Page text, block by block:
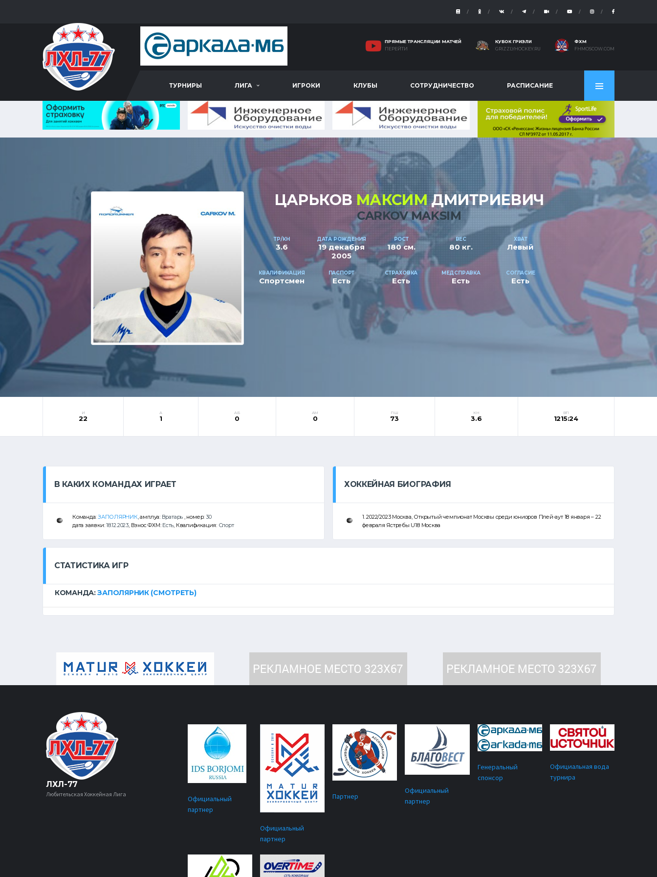
ПРЯМЫЕ ТРАНСЛЯЦИИ МАТЧЕЙ
ПЕРЕЙТИ
КУБОК ГРИЗЛИ
GRIZZLYHOCKEY.RU
ФХМ
FHMOSCOW.COM
ТУРНИРЫ ЛИГА ИГРОКИ КЛУБЫ СОТРУДНИЧЕСТВО РАСПИСАНИЕ
ЦАРЬКОВ МАКСИМДМИТРИЕВИЧ
CARKOV MAKSIM
ТР/КН
3.6
ДАТА РОЖДЕНИЯ
19 декабря
2005
РОСТ
180 см.
ВЕС
80 кг.
ХВАТ
Левый
КВАЛИФИКАЦИЯ
Спортсмен
ПАСПОРТ
Есть
СТРАХОВКА
Есть
МЕДСПРАВКА
Есть
СОГЛАСИЕ
Есть
И
22
А
1
АБ
0
АМ
0
ПШ
73
КН
3.6
ВП
1215:24
В КАКИХ КОМАНДАХ ИГРАЕТ
Команда:ЗАПОЛЯРНИК , амплуа: Вратарь , номер: 30
дата заявки:18.12.2023, Взнос ФХМ: Есть , Квалификация: Спорт
ХОККЕЙНАЯ БИОГРАФИЯ
1. 2022/2023 Москва, Открытый чемпионат Москвы среди юниоров Плей-аут 18 января – 22
февраля Ястребы U18 Москва
СТАТИСТИКА ИГР
КОМАНДА:ЗАПОЛЯРНИК (СМОТРЕТЬ)
ЛХЛ-77
Любительская Хоккейная Лига
Официальный
партнер
Официальный
партнер
Партнер
Официальный
партнер
Генеральный
спонсор
Официальная вода
турнира